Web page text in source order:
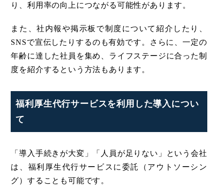
り、利用率の向上につながる可能性があります。
また、社内報や掲示板で制度について紹介したり、
SNSで宣伝したりするのも有効です。さらに、一定の
年齢に達した社員を集め、ライフステージに合った制
度を紹介するという方法もあります。
福利厚生代行サービスを利用した導入につい
て
「導入手続きが大変」「人員が足りない」という会社
は、福利厚生代行サービスに委託（アウトソーシン
グ）することも可能です。